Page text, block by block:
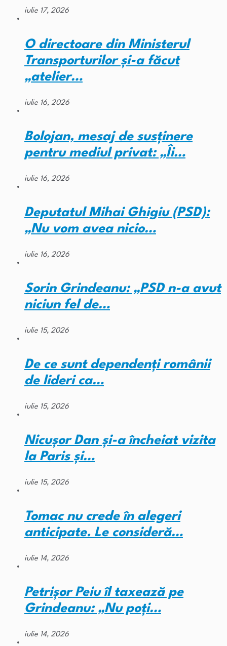
iulie 17, 2026
O directoare din Ministerul
Transporturilor și-a făcut
„atelier…
iulie 16, 2026
Bolojan, mesaj de susținere
pentru mediul privat: „Îi…
iulie 16, 2026
Deputatul Mihai Ghigiu (PSD):
„Nu vom avea nicio…
iulie 16, 2026
Sorin Grindeanu: „PSD n-a avut
niciun fel de…
iulie 15, 2026
De ce sunt dependenți românii
de lideri ca…
iulie 15, 2026
Nicușor Dan și-a încheiat vizita
la Paris și…
iulie 15, 2026
Tomac nu crede în alegeri
anticipate. Le consideră…
iulie 14, 2026
Petrișor Peiu îl taxează pe
Grindeanu: „Nu poți…
iulie 14, 2026